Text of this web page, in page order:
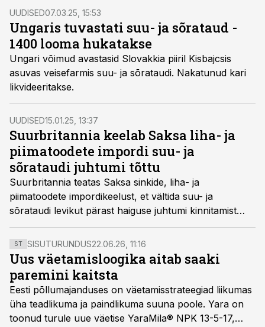
piimalehmaga farmis Győri linna lähistel põhja Ungaris
Slovakkia piiri lähedal.
UUDISED07.03.25, 15:53
Ungaris tuvastati suu- ja sõrataud -
1400 looma hukatakse
Ungari võimud avastasid Slovakkia piiril Kisbajcsis
asuvas veisefarmis suu- ja sõrataudi. Nakatunud kari
likvideeritakse.
UUDISED15.01.25, 13:37
Suurbritannia keelab Saksa liha- ja
piimatoodete impordi suu- ja
sõrataudi juhtumi tõttu
Suurbritannia teatas Saksa sinkide, liha- ja
piimatoodete impordikeelust, et vältida suu- ja
sõrataudi levikut pärast haiguse juhtumi kinnitamist
Berliini äärelinnas eelmisel nädalal, vahendab
uudisteportaal Reuters.
ST SISUTURUNDUS22.06.26, 11:16
Uus väetamisloogika aitab saaki
paremini kaitsta
Eesti põllumajanduses on väetamisstrateegiad liikumas
üha teadlikuma ja paindlikuma suuna poole. Yara on
toonud turule uue väetise YaraMila® NPK 13-5-17,